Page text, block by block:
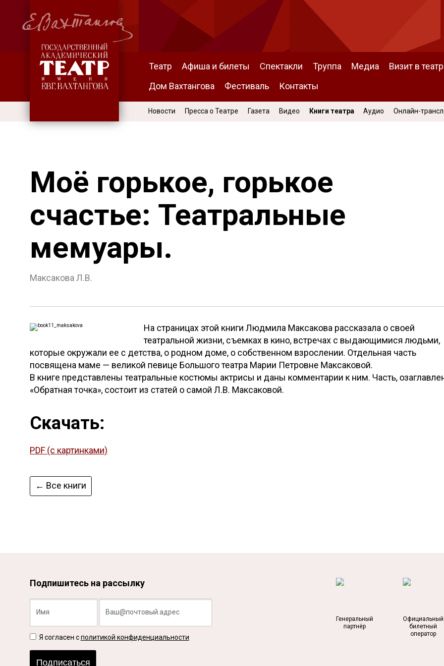
Театр Афиша и билеты Спектакли Труппа Медиа
Визит в театр
Дом Вахтангова
Фестиваль Контакты
Новости Пресса о Театре Газета Видео Книги театра Аудио Онлайн-
Моё горькое, горькое
счастье: Театральные
мемуары.
Максакова Л.В.
На страницах этой книги Людмила Максакова рассказала о своей
театральной жизни, съемках в кино, встречах с выдающимися людьми,
которые окружали ее с детства, о родном доме, о собственном взрослении. Отдельная часть
посвящена маме — великой певице Большого театра Марии Петровне Максаковой.
В книге представлены театральные костюмы актрисы и даны комментарии к ним. Часть,
«Обратная точка», состоит из статей о самой Л.В. Максаковой.
Скачать:
PDF (с картинками)
← Все книги
Подпишитесь на рассылку
Я согласен сполитикой конфиденциальности
Подписаться
Генеральный
партнёр
Официальный
билетный
оператор